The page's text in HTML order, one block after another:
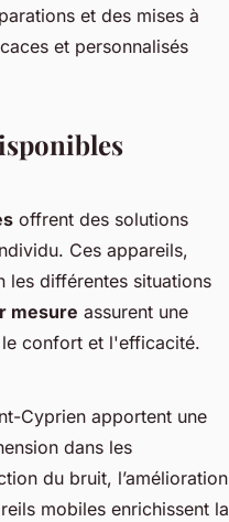
et des mises à
et personnalisés
offrent des solutions
Ces appareils,
les différentes situations
mesure assurent une
confort et l'efficacité.
Cyprien apportent une
dans les
du bruit, l’amélioration
mobiles enrichissent la